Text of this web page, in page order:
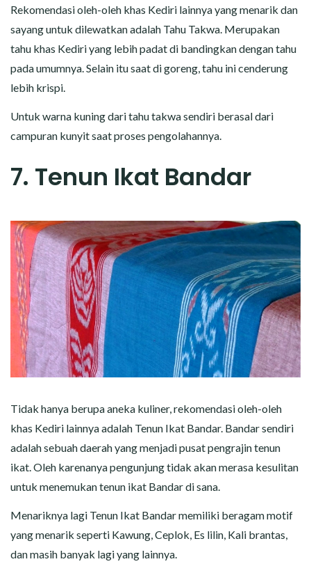
Rekomendasi oleh-oleh khas Kediri lainnya yang menarik dan
sayang untuk dilewatkan adalah Tahu Takwa. Merupakan
tahu khas Kediri yang lebih padat di bandingkan dengan tahu
pada umumnya. Selain itu saat di goreng, tahu ini cenderung
lebih krispi.
Untuk warna kuning dari tahu takwa sendiri berasal dari
campuran kunyit saat proses pengolahannya.
7. Tenun Ikat Bandar
Tidak hanya berupa aneka kuliner, rekomendasi oleh-oleh
khas Kediri lainnya adalah Tenun Ikat Bandar. Bandar sendiri
adalah sebuah daerah yang menjadi pusat pengrajin tenun
ikat. Oleh karenanya pengunjung tidak akan merasa kesulitan
untuk menemukan tenun ikat Bandar di sana.
Menariknya lagi Tenun Ikat Bandar memiliki beragam motif
yang menarik seperti Kawung, Ceplok, Es lilin, Kali brantas,
dan masih banyak lagi yang lainnya.